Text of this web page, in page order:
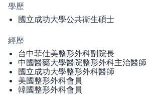
學歷
國立成功大學公共衛生碩士
經歷
台中菲仕美整形外科副院長
中國醫藥大學醫院整形外科主治醫師
國立成功大學整形外科醫師
美國整形外科會員
韓國整形外科會員